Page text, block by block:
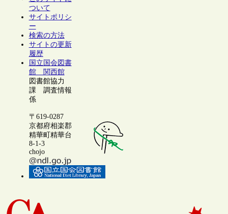
ついて
サイトポリシ
ー
検索の方法
サイトの更新
履歴
国立国会図書
館 関西館
図書館協力
課 調査情報
係
〒619-0287
京都府相楽郡
精華町精華台
8-1-3
chojo